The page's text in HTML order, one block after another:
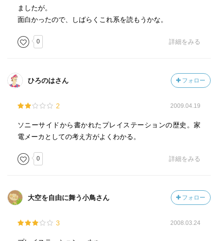
ましたが。
面白かったので、しばらくこれ系を読もうかな。
0 詳細をみる
ひろのはさん フォロー
2 2009.04.19
ソニーサイドから書かれたプレイステーションの歴史。家
電メーカとしての考え方がよくわかる。
0 詳細をみる
大空を自由に舞う小鳥さん フォロー
3 2008.03.24